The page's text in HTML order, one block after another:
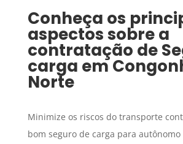
Conheça os
aspectos sobre a
contratação de
carga em
Norte
Minimize os riscos do transporte
bom seguro de carga para